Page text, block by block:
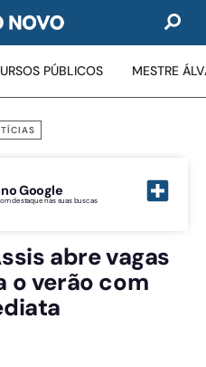
PÚBLICOS MESTRE
Google
destaque nas suas buscas
abre vagas
o verão com